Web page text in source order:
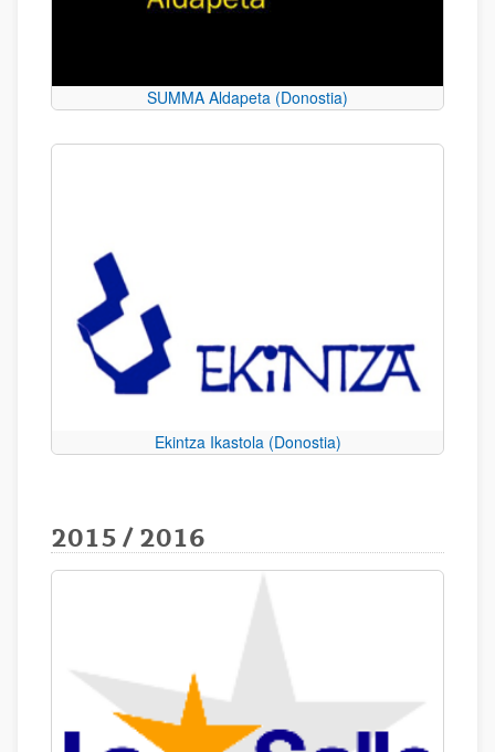
SUMMA Aldapeta (Donostia)
Ekintza Ikastola (Donostia)
2015 / 2016